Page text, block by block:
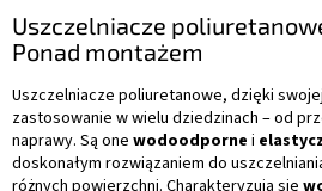
Uszczelniacze
Ponad montażem
Uszczelniacze poliuretanowe, dzięki
zastosowanie w wielu dziedzinach – od
naprawy. Są one wodoodporne i
doskonałym rozwiązaniem do
różnych powierzchni. Charakteryzują się